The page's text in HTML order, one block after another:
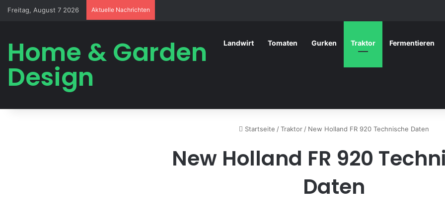
Freitag, August 7 2026 Aktuelle Nachrichten
Home & Garden
Design
Landwirt Tomaten Gurken Traktor Fermentieren
Startseite / Traktor / New Holland FR 920 Technische Daten
New Holland FR 920
Daten